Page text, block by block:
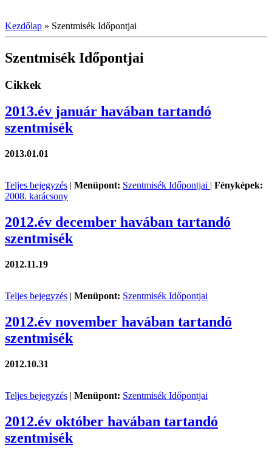
Kezdőlap » Szentmisék Időpontjai
Szentmisék Időpontjai
Cikkek
2013.év január havában tartandó
szentmisék
2013.01.01
Teljes bejegyzés | Menüpont: Szentmisék Időpontjai | Fényképek:
2008. karácsony
2012.év december havában tartandó
szentmisék
2012.11.19
Teljes bejegyzés | Menüpont: Szentmisék Időpontjai
2012.év november havában tartandó
szentmisék
2012.10.31
Teljes bejegyzés | Menüpont: Szentmisék Időpontjai
2012.év október havában tartandó
szentmisék